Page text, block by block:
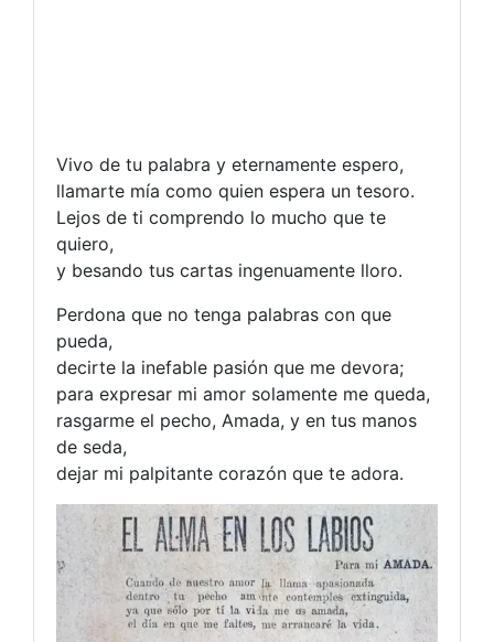
Vivo de tu palabra y eternamente espero,
llamarte mía como quien espera un tesoro.
Lejos de ti comprendo lo mucho que te
quiero,
y besando tus cartas ingenuamente lloro.
Perdona que no tenga palabras con que
pueda,
decirte la inefable pasión que me devora;
para expresar mi amor solamente me queda,
rasgarme el pecho, Amada, y en tus manos
de seda,
dejar mi palpitante corazón que te adora.